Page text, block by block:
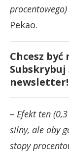
procentowego)
Pekao.
Chcesz być
Subskrybuj
newsletter!
– Efekt ten
silny, ale aby
stopy